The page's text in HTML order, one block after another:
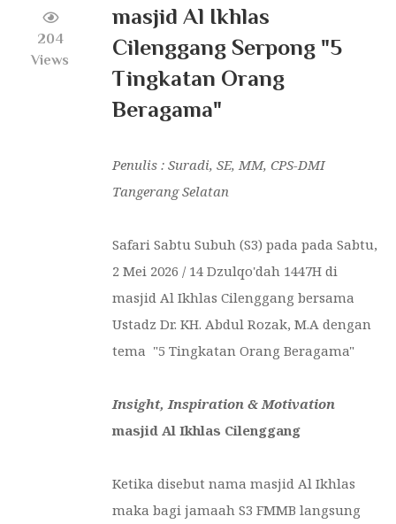
204
Views
masjid Al Ikhlas
Cilenggang Serpong "5
Tingkatan Orang
Beragama"
Penulis : Suradi, SE, MM, CPS-DMI
Tangerang Selatan
Safari Sabtu Subuh (S3) pada pada Sabtu,
2 Mei 2026 / 14 Dzulqo'dah 1447H di
masjid Al Ikhlas Cilenggang bersama
Ustadz Dr. KH. Abdul Rozak, M.A dengan
tema "5 Tingkatan Orang Beragama"
Insight, Inspiration & Motivation
masjid Al Ikhlas Cilenggang
Ketika disebut nama masjid Al Ikhlas
maka bagi jamaah S3 FMMB langsung